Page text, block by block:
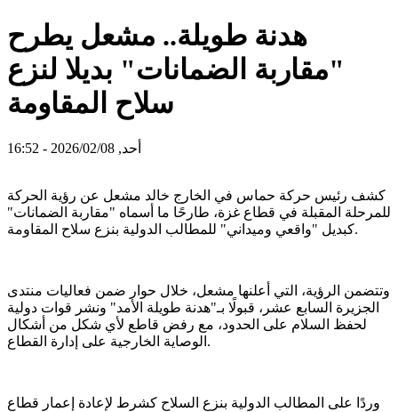
هدنة طويلة.. مشعل يطرح
"مقاربة الضمانات" بديلا لنزع
سلاح المقاومة
أحد, 2026/02/08 - 16:52
كشف رئيس حركة حماس في الخارج خالد مشعل عن رؤية الحركة
للمرحلة المقبلة في قطاع غزة، طارحًا ما أسماه "مقاربة الضمانات"
كبديل "واقعي وميداني" للمطالب الدولية بنزع سلاح المقاومة.
وتتضمن الرؤية، التي أعلنها مشعل، خلال حوار ضمن فعاليات منتدى
الجزيرة السابع عشر، قبولًا بـ"هدنة طويلة الأمد" ونشر قوات دولية
لحفظ السلام على الحدود، مع رفض قاطع لأي شكل من أشكال
الوصاية الخارجية على إدارة القطاع.
وردًا على المطالب الدولية بنزع السلاح كشرط لإعادة إعمار قطاع